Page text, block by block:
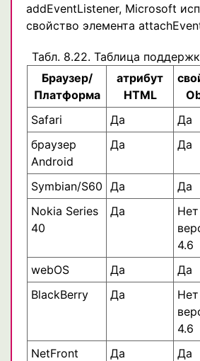
addEventListener, Microsoft
свойство элемента
Табл. 8.22. Таблица
Браузер/
Платформа
атрибут
HTML
Safari Да Да
браузер
Android
Да Да
Symbian/S60 Да Да
Nokia Series
40
Да
4.6
webOS Да Да
BlackBerry
Да
4.6
NetFront Да Да